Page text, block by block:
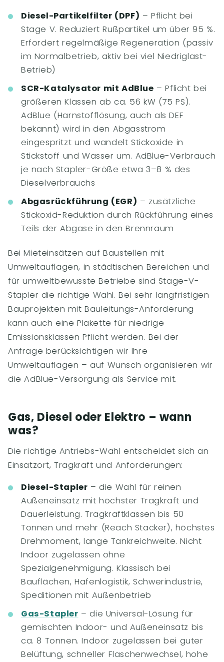
Diesel-Partikelfilter (DPF) – Pflicht bei
Stage V. Reduziert Rußpartikel um über 95 %.
Erfordert regelmäßige Regeneration (passiv
im Normalbetrieb, aktiv bei viel Niedriglast-
Betrieb)
SCR-Katalysator mit AdBlue – Pflicht bei
größeren Klassen ab ca. 56 kW (75 PS).
AdBlue (Harnstofflösung, auch als DEF
bekannt) wird in den Abgasstrom
eingespritzt und wandelt Stickoxide in
Stickstoff und Wasser um. AdBlue-Verbrauch
je nach Stapler-Größe etwa 3–8 % des
Dieselverbrauchs
Abgasrückführung (EGR) – zusätzliche
Stickoxid-Reduktion durch Rückführung eines
Teils der Abgase in den Brennraum
Bei Mieteinsätzen auf Baustellen mit
Umweltauflagen, in städtischen Bereichen und
für umweltbewusste Betriebe sind Stage-V-
Stapler die richtige Wahl. Bei sehr langfristigen
Bauprojekten mit Bauleitungs-Anforderung
kann auch eine Plakette für niedrige
Emissionsklassen Pflicht werden. Bei der
Anfrage berücksichtigen wir Ihre
Umweltauflagen – auf Wunsch organisieren wir
die AdBlue-Versorgung als Service mit.
Gas, Diesel oder Elektro – wann
was?
Die richtige Antriebs-Wahl entscheidet sich an
Einsatzort, Tragkraft und Anforderungen:
Diesel-Stapler – die Wahl für reinen
Außeneinsatz mit höchster Tragkraft und
Dauerleistung. Tragkraftklassen bis 50
Tonnen und mehr (Reach Stacker), höchstes
Drehmoment, lange Tankreichweite. Nicht
Indoor zugelassen ohne
Spezialgenehmigung. Klassisch bei
Bauflächen, Hafenlogistik, Schwerindustrie,
Speditionen mit Außenbetrieb
Gas-Stapler – die Universal-Lösung für
gemischten Indoor- und Außeneinsatz bis
ca. 8 Tonnen. Indoor zugelassen bei guter
Belüftung, schneller Flaschenwechsel, hohe